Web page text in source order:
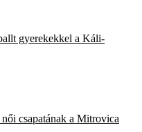
gyerekekkel a Káli-
csapatának a Mitrovica